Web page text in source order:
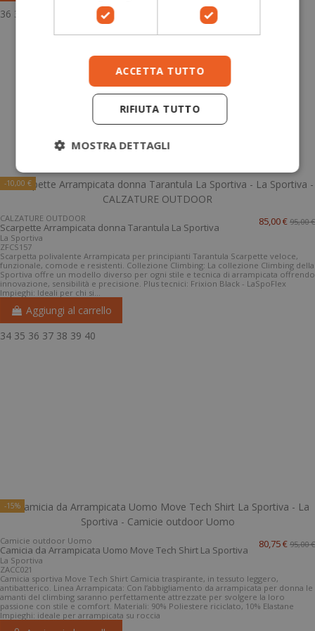
36 37 43 44
-10,00 €
CALZATURE OUTDOOR
Scarpette Arrampicata donna Tarantula La Sportiva
La Sportiva
ZFCS157
85,00 € 95,00 €
Scarpetta polivalente Arrampicata per principianti Tarantula Scarpette veloce,
funzionale, comode e resistenti. Collezione Climbing: La collezione Climbing della
Sportiva offre un modello diverso per ogni stile e tecnica di arrampicata offrendo
innovazione, sensibilità e precisione. Plus tecnici: Frixion Black - LaSpoFlex
Impieghi: Ideali per chi si...
Aggiungi al carrello
34 35 36 37 38 39 40
-15%
Camicie outdoor Uomo
Camicia da Arrampicata Uomo Move Tech Shirt La Sportiva
La Sportiva
ZACC021
80,75 € 95,00 €
Camicia sportiva Move Tech Shirt Camicia traspirante, in tessuto leggero,
antibatterico. Linea Arrampicata: Con l’abbigliamento da arrampicata per donna le
amanti del climbing saranno perfettamente attrezzate per svolgere la loro
passione con stile e comfort. Materiali: 90% Poliestere riciclato, 10% Elastane
Impieghi: ideale per arrampicata su roccia
ACCETTA TUTTO
RIFIUTA TUTTO
MOSTRA DETTAGLI